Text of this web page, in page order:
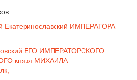
Екатеринославский ИМПЕРАТОРА
ЕГО ИМПЕРАТОРСКОГО
князя МИХАИЛА